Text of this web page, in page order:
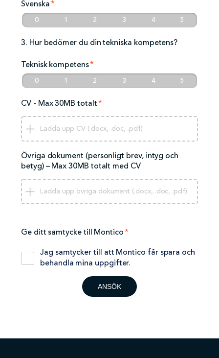
Svenska*
0 1 2 3 4 5
3. Hur bedömer du din tekniska kompetens?
Teknisk kompetens*
0 1 2 3 4 5
CV - Max 30MB totalt*
Ladda upp CV (.docx, .doc, .pdf)
Övriga dokument (personligt brev, intyg och
betyg) – Max 30MB totalt med CV
Ladda upp övriga dokument (.docx, .doc, .pdf)
Ge ditt samtycke till Montico*
Jag samtycker till att Montico får spara och
behandla mina uppgifter.
ANSÖK